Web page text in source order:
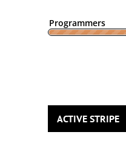
Programmers
ACTIVE STRIPE